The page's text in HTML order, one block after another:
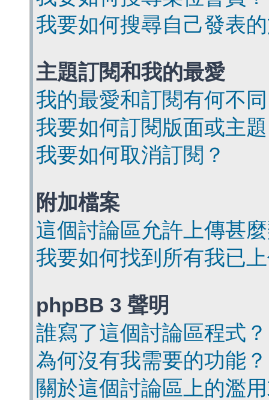
我要如何搜尋自己發表
主題訂閱和我的最愛
我的最愛和訂閱有何不
我要如何訂閱版面或主
我要如何取消訂閱？
附加檔案
這個討論區允許上傳甚
我要如何找到所有我已
phpBB 3 聲明
誰寫了這個討論區程式？
為何沒有我需要的功能？
關於這個討論區上的濫